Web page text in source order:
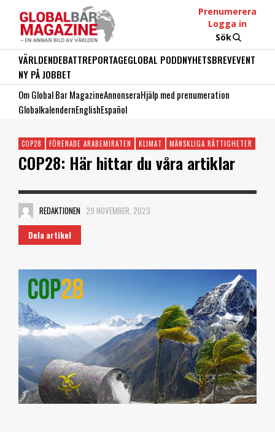
Prenumerera
Logga in
Sök
VÄRLDENDEBATTREPORTAGEGLOBAL PODDNYHETSBREVEVENT
NY PÅ JOBBET
Om Global Bar MagazineAnnonseraHjälp med prenumeration
GlobalkalendernEnglishEspañol
COP28 FÖRENADE ARABEMIRATEN KLIMAT MÄNSKLIGA RÄTTIGHETER
COP28: Här hittar du våra artiklar
REDAKTIONEN 29 NOVEMBER, 2023
Dela artikel